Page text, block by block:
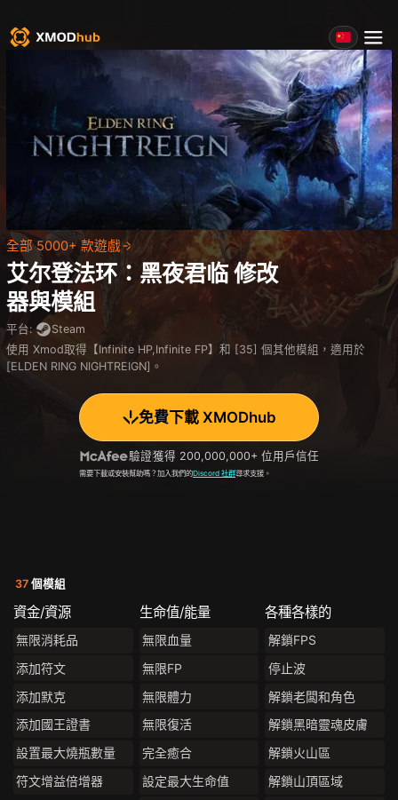
全部 5000+ 款遊戲
艾尔登法环：黑夜君临 修改
器與模組
平台:
Steam
使用 Xmod取得【Infinite HP,Infinite FP】和 [35] 個其他模組，適用於
[‌‌ELDEN RING NIGHTREIGN]。
免費下載 XMODhub
驗證獲得 200,000,000+ 位用戶信任
需要下載或安裝幫助嗎？加入我們的Discord 社群尋求支援。
37 個模組
資金/資源
無限消耗品
添加符文
添加默克
添加國王證書
設置最大燒瓶數量
符文增益倍增器
生命值/能量
無限血量
無限FP
無限體力
無限復活
完全癒合
設定最大生命值
各種各樣的
解鎖FPS
停止波
解鎖老闆和角色
解鎖黑暗靈魂皮膚
解鎖火山區
解鎖山頂區域